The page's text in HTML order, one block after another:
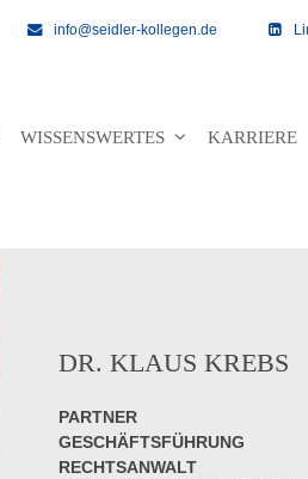
info@seidler-kollegen.de
WISSENSWERTES KARRIERE
DR. KLAUS KREBS
PARTNER
GESCHÄFTSFÜHRUNG
RECHTSANWALT